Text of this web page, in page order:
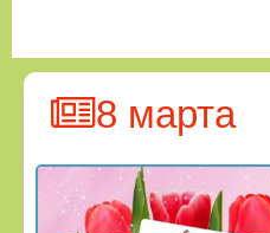
8 марта